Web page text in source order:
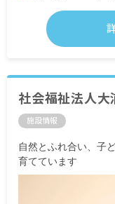
社会福祉法人
施設情報
自然とふれ合い、子
育てています